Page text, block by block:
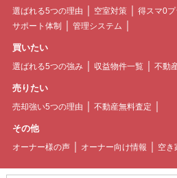
選ばれる5つの理由 空室対策 得スマ0プ
サポート体制
管理システム
買いたい
選ばれる5つの強み 収益物件一覧 不動
売りたい
売却強い5つの理由 不動産無料査定
その他
オーナー様の声 オーナー向け情報 空き